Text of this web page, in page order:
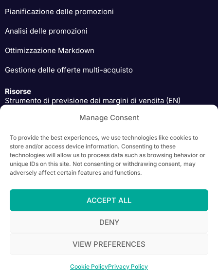
Manage Consent
To provide the best experiences, we use technologies like cookies to
store and/or access device information. Consenting to these
technologies will allow us to process data such as browsing behavior or
unique IDs on this site. Not consenting or withdrawing consent, may
adversely affect certain features and functions.
ACCEPT ALL
DENY
VIEW PREFERENCES
Cookie PolicyPrivacy Policy
Pianificazione delle promozioni
Analisi delle promozioni
Ottimizzazione Markdown
Gestione delle offerte multi-acquisto
Risorse
Strumento di previsione dei margini di vendita (EN)
Approfondimenti degli esperti di pricing (EN)
Scarica (EN)
Společnost Yieldigo, s.r.o. realizuje projekt č. CZ.31.4.0/0.0/0.0/23_069/0007885
(FX05030110_7885) v rámci páté veřejné soutěže The Country for the Future za